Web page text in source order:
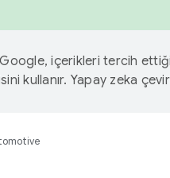
Google, içerikleri tercih
kullanır. Yapay zeka